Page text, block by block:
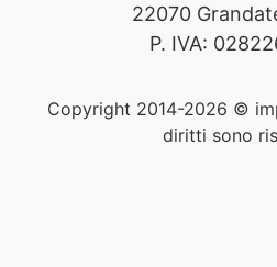
22070
P. IVA:
Copyright 2014-2026 ©
diritti sono